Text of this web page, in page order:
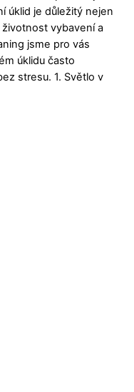
úklid je důležitý nejen
vybavení a
jsme pro vás
úklidu často
stresu. 1. Světlo v